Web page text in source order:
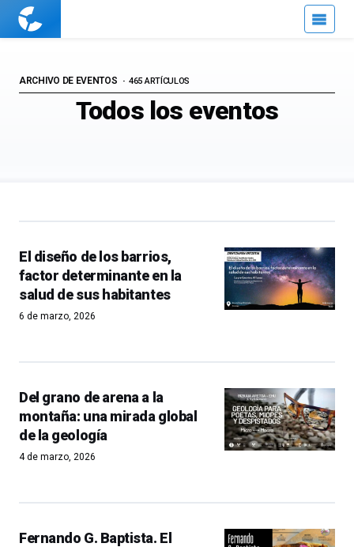
Cuaderno
Todos los eventos
ARCHIVO DE EVENTOS 465 ARTÍCULOS
El diseño de los barrios,
factor determinante en la
salud de sus habitantes
6 de marzo, 2026
Del grano de arena a la
montaña: una mirada global
de la geología
4 de marzo, 2026
Fernando G. Baptista. El